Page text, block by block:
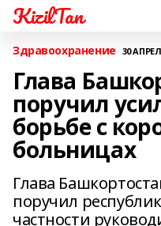
KizilTan
Здравоохранение 30
Глава
поручил
борьбе с
больницах
Глава
поручил
частности